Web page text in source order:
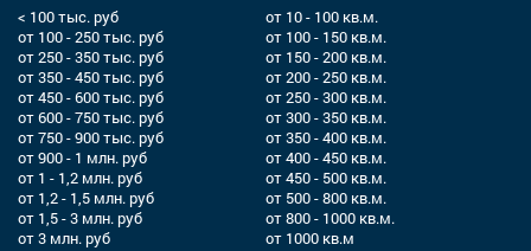
< 100 тыс. руб
от 100 - 250 тыс. руб
от 250 - 350 тыс. руб
от 350 - 450 тыс. руб
от 450 - 600 тыс. руб
от 600 - 750 тыс. руб
от 750 - 900 тыс. руб
от 900 - 1 млн. руб
от 1 - 1,2 млн. руб
от 1,2 - 1,5 млн. руб
от 1,5 - 3 млн. руб
от 3 млн. руб
от 10 - 100 кв.м.
от 100 - 150 кв.м.
от 150 - 200 кв.м.
от 200 - 250 кв.м.
от 250 - 300 кв.м.
от 300 - 350 кв.м.
от 350 - 400 кв.м.
от 400 - 450 кв.м.
от 450 - 500 кв.м.
от 500 - 800 кв.м.
от 800 - 1000 кв.м.
от 1000 кв.м